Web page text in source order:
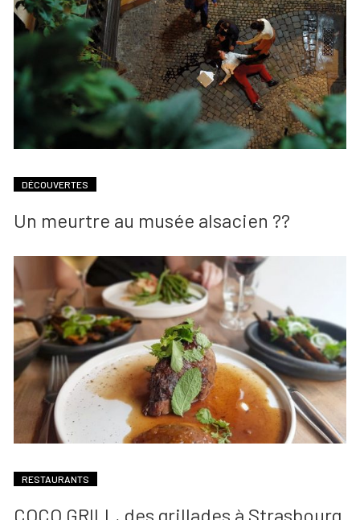
DÉCOUVERTES
Un meurtre au musée alsacien ??
RESTAURANTS
COCO GRILL, des grillades à Strasbourg